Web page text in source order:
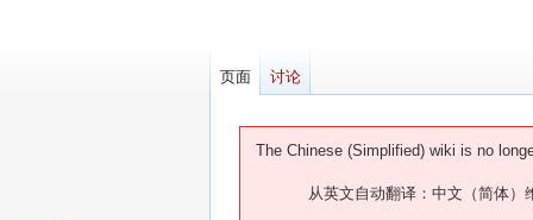
The Chinese (Simplified) wiki is no
从英文自动翻译：中文（简体
页面 讨论